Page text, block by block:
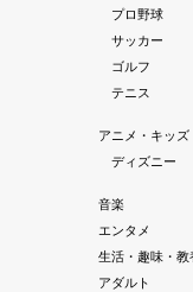
プロ野球
サッカー
ゴルフ
テニス
アニメ・キッズ
ディズニー
音楽
エンタメ
生活・趣味・教
アダルト